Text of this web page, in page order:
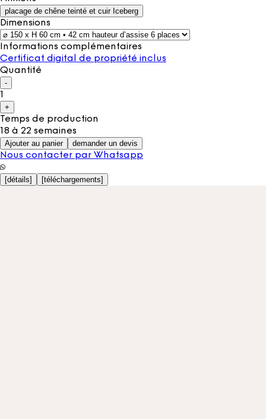
placage de chêne teinté et cuir Iceberg
Dimensions
Informations complémentaires
Certificat digital de propriété inclus
Quantité
-
1
+
Temps de production
18 à 22 semaines
Ajouter au panier demander un devis
Nous contacter par Whatsapp
[détails] [téléchargements]